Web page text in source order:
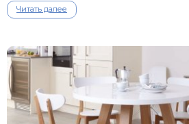
Читать далее